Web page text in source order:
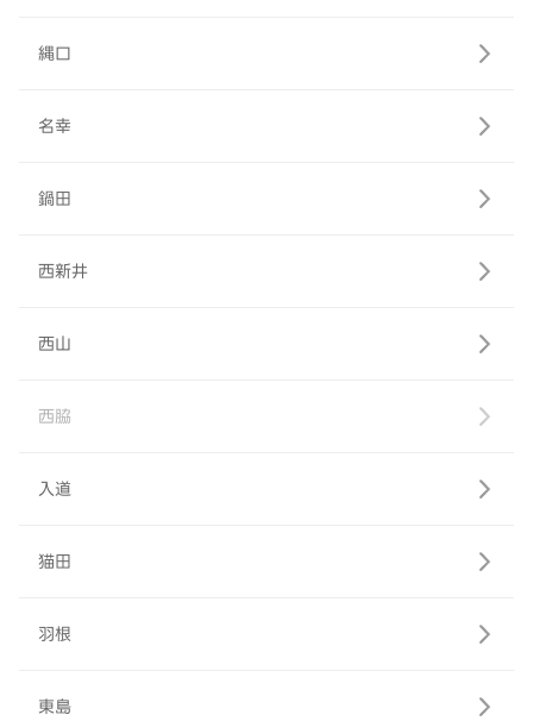
縄口
名幸
鍋田
西新井
西山
西脇
入道
猫田
羽根
東島